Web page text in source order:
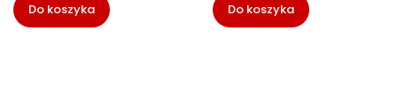
Do koszyka Do koszyka